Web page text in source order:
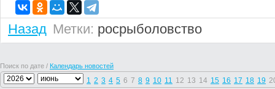
Назад Метки: росрыболовство
Поиск по дате / Календарь новостей
1 2 3 4 5 6 7 8 9 10 11 12 13 14 15 16 17 18 19